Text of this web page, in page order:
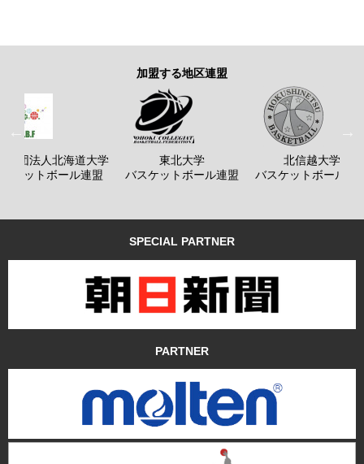
加盟する地区連盟
社団法人北海道大学
ケットボール連盟
東北大学
バスケットボール連盟
北信越大学
バスケットボール連
SPECIAL PARTNER
PARTNER